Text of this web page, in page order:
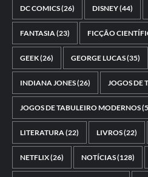
DC COMICS(26) DISNEY(44)
FANTASIA(23) FICÇÃO
GEEK(26) GEORGE LUCAS(35)
INDIANA JONES(26) JOGOS DE
JOGOS DE TABULEIRO MODERNOS
LITERATURA(22) LIVROS(22)
NETFLIX(26) NOTÍCIAS(128)